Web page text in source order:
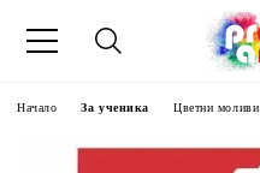
Начало За ученика Цветни моливи